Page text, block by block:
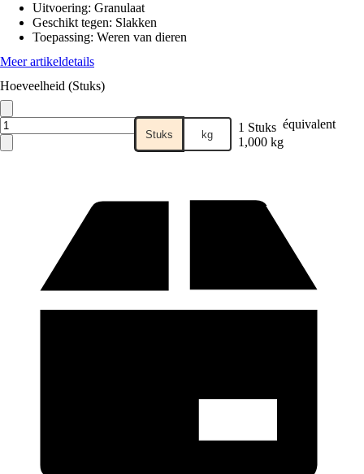
Uitvoering: Granulaat
Geschikt tegen: Slakken
Toepassing: Weren van dieren
Meer artikeldetails
Hoeveelheid (Stuks)
Stuks kg 1 Stuks équivalent
1,000 kg